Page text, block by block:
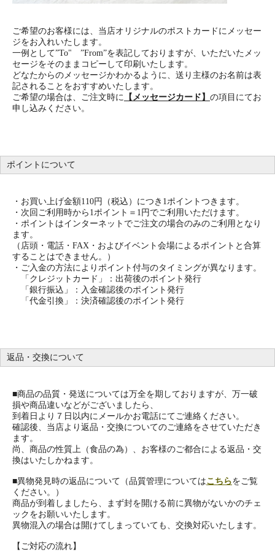
ご希望のお客様には、当店オリジナルのポストカードにメッセー
ジをお入れいたします。
一例として”To" ”From”を表記しておりますが、いただいたメッ
セージをそのままコピーして印刷いたします。
どなたからのメッセージかわかるように、送り主様のお名前は表
記されることをおすすめいたします。
ご希望の場合は、ご注文時に 【メッセージカード】 の項目にてお
申し込みください。
ポイントについて
・お買い上げ金額110円（税込）につき1ポイントつきます。
・次回ご利用時から1ポイント＝1円でご利用いただけます。
・ポイントはインターネットでご注文の場合のみのご利用となり
ます。
（店頭・電話・FAX・およびイベント会場によるポイントと合算
することはできません。）
・ご入金の方法によりポイント付与のタイミングが異なります。
「クレジットカード」：出荷後のポイント発行
「銀行振込」：入金確認後のポイント発行
「代金引換」：決済確認後のポイント発行
返品・交換について
■商品の品質・発送については万全を期しておりますが、万一破
損や商品違いなどがございましたら、
到着日より７日以内にメールかお電話にてご連絡ください。
確認後、当店より返品・交換についてのご連絡をさせていただき
ます。
尚、商品の性質上（食品の為）、お客様のご都合による返品・交
換はいたしかねます。
■異物発見時の返品について（品質管理についてはこちらをご覧
ください。）
商品が到着しましたら、まず封を開ける前に異物がないかのチェ
ックをお願いいたします。
異物混入の場合は開けてしまっていても、交換対応いたします。
【ご対応の流れ】